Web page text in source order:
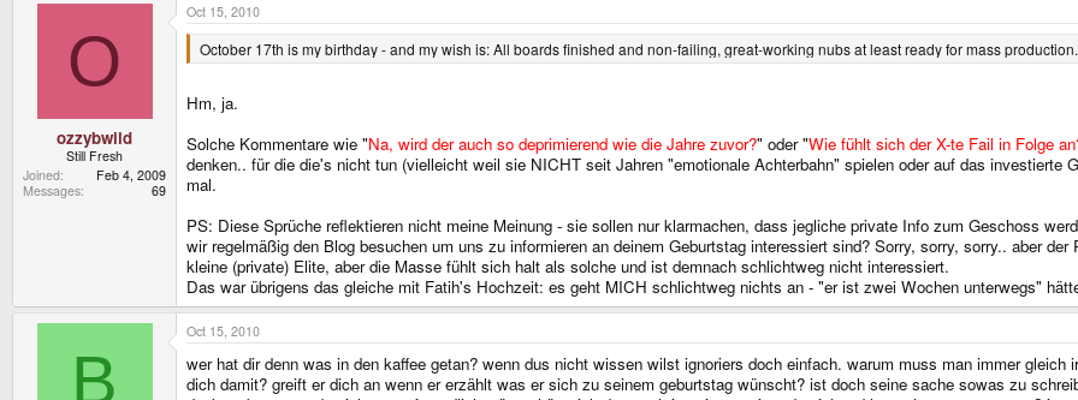
O
ozzybwild
Still Fresh
Joined
Feb 4, 2009
Messages
69
Oct 15, 2010
October 17th is my birthday - and my wish is: All boards finished and non-failing, great-working nubs at least ready for mass production.
Hm, ja.
Solche Kommentare wie "Na, wird der auch so deprimierend wie die Jahre zuvor?" oder "Wie fühlt sich der X-te Fail in Folge
denken.. für die die's nicht tun (vielleicht weil sie NICHT seit Jahren "emotionale Achterbahn" spielen oder auf das investierte
mal.
PS: Diese Sprüche reflektieren nicht meine Meinung - sie sollen nur klarmachen, dass jegliche private Info zum Geschoss
wir regelmäßig den Blog besuchen um uns zu informieren an deinem Geburtstag interessiert sind? Sorry, sorry, sorry.. aber
kleine (private) Elite, aber die Masse fühlt sich halt als solche und ist demnach schlichtweg nicht interessiert.
Das war übrigens das gleiche mit Fatih's Hochzeit: es geht MICH schlichtweg nichts an - "er ist zwei Wochen unterwegs"
B
Oct 15, 2010
wer hat dir denn was in den kaffee getan? wenn dus nicht wissen wilst ignoriers doch einfach. warum muss man immer
dich damit? greift er dich an wenn er erzählt was er sich zu seinem geburtstag wünscht? ist doch seine sache sowas zu